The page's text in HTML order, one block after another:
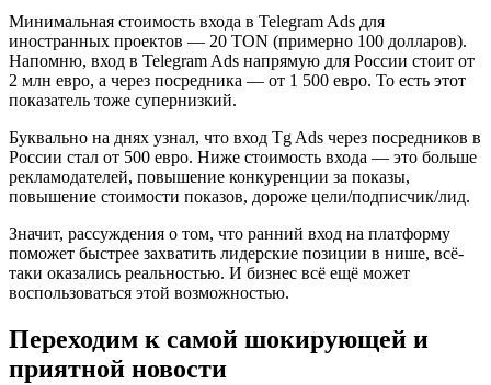
Минимальная стоимость входа в Telegram Ads для
иностранных проектов — 20 TON (примерно 100 долларов).
Напомню, вход в Telegram Ads напрямую для России стоит от
2 млн евро, а через посредника — от 1 500 евро. То есть этот
показатель тоже супернизкий.
Буквально на днях узнал, что вход Tg Ads через посредников в
России стал от 500 евро. Ниже стоимость входа — это больше
рекламодателей, повышение конкуренции за показы,
повышение стоимости показов, дороже цели/подписчик/лид.
Значит, рассуждения о том, что ранний вход на платформу
поможет быстрее захватить лидерские позиции в нише, всё-
таки оказались реальностью. И бизнес всё ещё может
воспользоваться этой возможностью.
Переходим к самой шокирующей и
приятной новости